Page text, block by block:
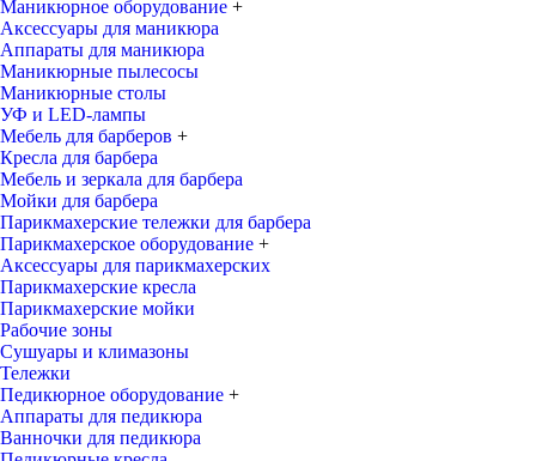
Маникюрное оборудование +
Аксессуары для маникюра
Аппараты для маникюра
Маникюрные пылесосы
Маникюрные столы
УФ и LED-лампы
Мебель для барберов +
Кресла для барбера
Мебель и зеркала для барбера
Мойки для барбера
Парикмахерские тележки для барбера
Парикмахерское оборудование +
Аксессуары для парикмахерских
Парикмахерские кресла
Парикмахерские мойки
Рабочие зоны
Сушуары и климазоны
Тележки
Педикюрное оборудование +
Аппараты для педикюра
Ванночки для педикюра